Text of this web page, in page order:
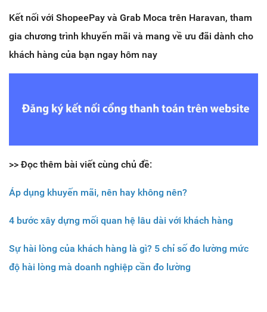
Kết nối với ShopeePay và Grab Moca trên Haravan, tham
gia chương trình khuyến mãi và mang về ưu đãi dành cho
khách hàng của bạn ngay hôm nay
>> Đọc thêm bài viết cùng chủ đề:
Áp dụng khuyến mãi, nên hay không nên?
4 bước xây dựng mối quan hệ lâu dài với khách hàng
Sự hài lòng của khách hàng là gì? 5 chỉ số đo lường mức
độ hài lòng mà doanh nghiệp cần đo lường